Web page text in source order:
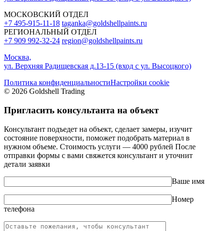
МОСКОВСКИЙ ОТДЕЛ
+7 495-915-11-18 taganka@goldshellpaints.ru
РЕГИОНАЛЬНЫЙ ОТДЕЛ
+7 909 992-32-24‬ region@goldshellpaints.ru
Москва,
ул. Верхняя Радищевская д.13-15 (вход с ул. Высоцкого)
Политика конфиденциальностиНастройки cookie
© 2026 Goldshell Trading
Пригласить консультанта на объект
Консультант подъедет на объект, сделает замеры, изучит
состояние поверхности, поможет подобрать материал в
нужном объеме. Стоимость услуги — 4000 рублей После
отправки формы с вами свяжется консультант и уточнит
детали заявки
Ваше имя
Номер
телефона